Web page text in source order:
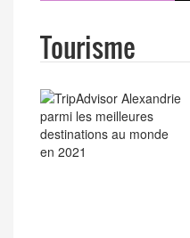
Tourisme